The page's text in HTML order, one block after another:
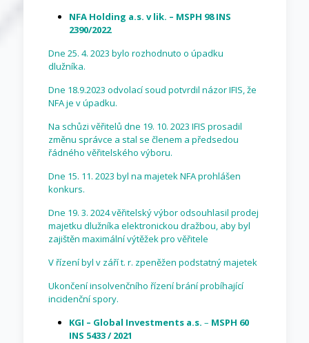
NFA Holding a.s. v lik. – MSPH 98 INS
2390/2022
Dne 25. 4. 2023 bylo rozhodnuto o úpadku
dlužníka.
Dne 18.9.2023 odvolací soud potvrdil názor IFIS, že
NFA je v úpadku.
Na schůzi věřitelů dne 19. 10. 2023 IFIS prosadil
změnu správce a stal se členem a předsedou
řádného věřitelského výboru.
Dne 15. 11. 2023 byl na majetek NFA prohlášen
konkurs.
Dne 19. 3. 2024 věřitelský výbor odsouhlasil prodej
majetku dlužníka elektronickou dražbou, aby byl
zajištěn maximální výtěžek pro věřitele
V řízení byl v září t. r. zpeněžen podstatný majetek
Ukončení insolvenčního řízení brání probíhající
incidenční spory.
KGI – Global Investments a.s. – MSPH 60
INS 5433 / 2021